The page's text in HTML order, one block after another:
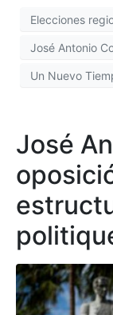
Elecciones
José Antonio
Un Nuevo
José